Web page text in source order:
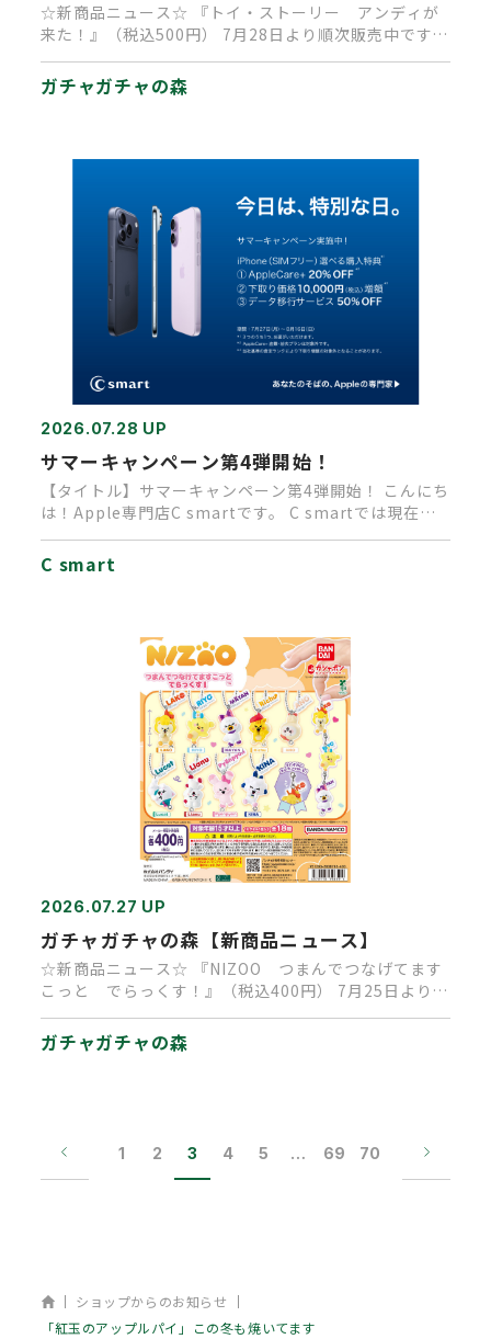
☆新商品ニュース☆ 『トイ・ストーリー アンディが
来た！』（税込500円） 7月28日より順次販売中です
（再販商品です）…
ガチャガチャの森
2026.07.28 UP
サマーキャンペーン第4弾開始！
【タイトル】サマーキャンペーン第4弾開始！ こんにち
は！Apple専門店C smartです。 C smartでは現在、
A…
C smart
2026.07.27 UP
ガチャガチャの森【新商品ニュース】
☆新商品ニュース☆ 『NIZOO つまんでつなげてます
こっと でらっくす！』（税込400円） 7月25日より順
次発売中で…
ガチャガチャの森
1 2 3 4 5 … 69 70
ホーム
ショップからのお知らせ
「紅玉のアップルパイ」この冬も焼いてます